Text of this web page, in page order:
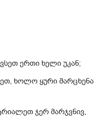
ერთი ხელი უკან;
ხოლო ყური მარცხენა
ჯერ მარჯვნივ,